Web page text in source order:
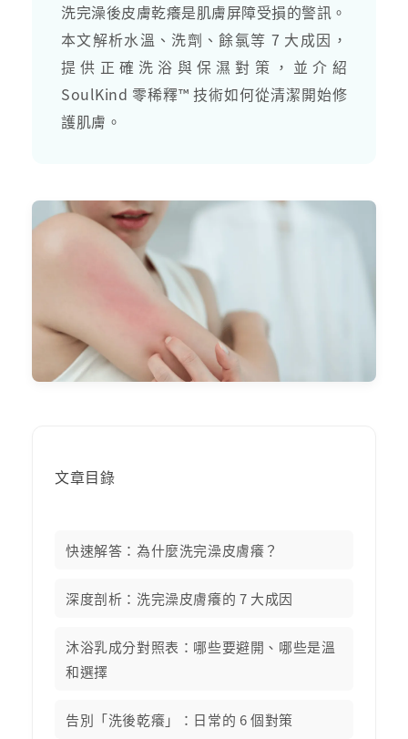
洗完澡後皮膚乾癢是肌膚屏障受損的警訊。
本文解析水溫、洗劑、餘氯等 7 大成因，
提供正確洗浴與保濕對策，並介紹
SoulKind 零稀釋™ 技術如何從清潔開始修
護肌膚。
文章目錄
快速解答：為什麼洗完澡皮膚癢？
深度剖析：洗完澡皮膚癢的 7 大成因
沐浴乳成分對照表：哪些要避開、哪些是溫
和選擇
告別「洗後乾癢」：日常的 6 個對策